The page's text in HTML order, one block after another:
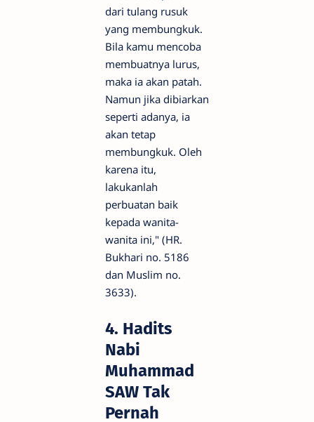
dari tulang rusuk
yang membungkuk.
Bila kamu mencoba
membuatnya lurus,
maka ia akan patah.
Namun jika dibiarkan
seperti adanya, ia
akan tetap
membungkuk. Oleh
karena itu,
lakukanlah
perbuatan baik
kepada wanita-
wanita ini," (HR.
Bukhari no. 5186
dan Muslim no.
3633).
4. Hadits
Nabi
Muhammad
SAW Tak
Pernah